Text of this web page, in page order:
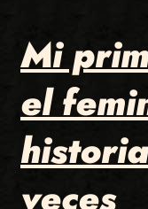
Mi
el